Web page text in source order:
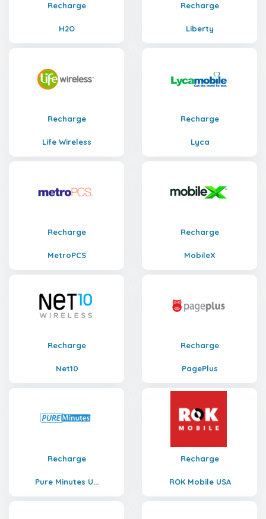
Recharge
H2O
Recharge
Liberty
Recharge
Life Wireless
Recharge
Lyca
Recharge
MetroPCS
Recharge
MobileX
Recharge
Net10
Recharge
PagePlus
Recharge
Pure Minutes U...
Recharge
ROK Mobile USA